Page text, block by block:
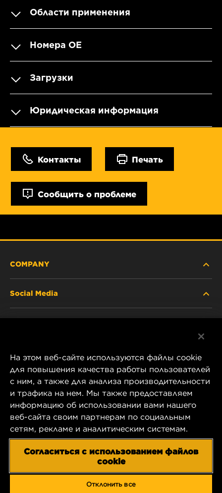
Области применения
Номера OE
Загрузки
Юридическая информация
Контакты Печать
Сообщить о проблеме
COMPANY
CAREER
COMPANY STORE
DATA PRIVACY
IMPRINT
Social Media
Instagram
YouTube
1 Wix Way
P.O. Box 1967
Gastonia, NC 28054
US Product & Customer Service:
На этом веб-сайте используются файлы cookie
для повышения качества работы пользователей
с ним, а также для анализа производительности
и трафика на нем. Мы также предоставляем
информацию об использовании вами нашего
веб-сайта своим партнерам по социальным
сетям, рекламе и аналитическим системам.
Согласиться с использованием файлов
cookie
Отклонить все